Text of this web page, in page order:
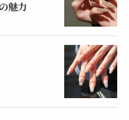
魅力